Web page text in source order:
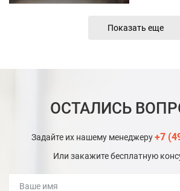
Показать еще
ОСТАЛИСЬ
Задайте их нашему менеджеру+7
Или закажите бесплатную